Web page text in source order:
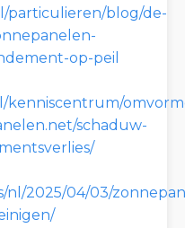
particulieren/blog/de-
op-peil
kenniscentrum/
schaduw-
nl/2025/04/03/